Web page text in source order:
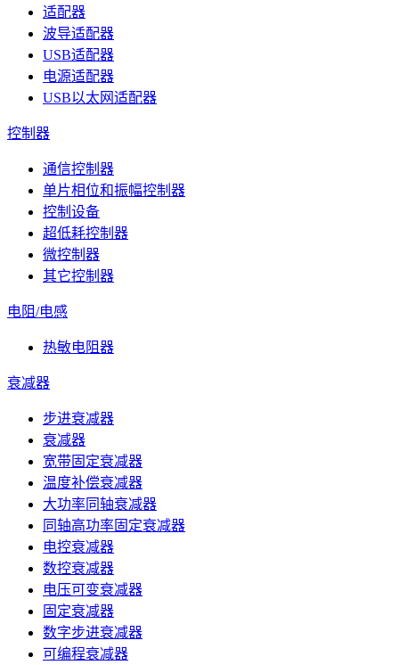
适配器
波导适配器
USB适配器
电源适配器
USB以太网适配器
控制器
通信控制器
单片相位和振幅控制器
控制设备
超低耗控制器
微控制器
其它控制器
电阻/电感
热敏电阻器
衰减器
步进衰减器
衰减器
宽带固定衰减器
温度补偿衰减器
大功率同轴衰减器
同轴高功率固定衰减器
电控衰减器
数控衰减器
电压可变衰减器
固定衰减器
数字步进衰减器
可编程衰减器